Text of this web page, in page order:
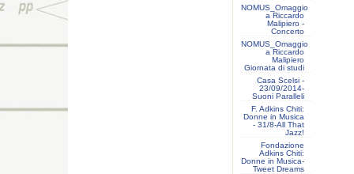
NOMUS_Omaggio
a Riccardo
Malipiero -
Concerto
NOMUS_Omaggio
a Riccardo
Malipiero
Giornata di studi
Casa Scelsi -
23/09/2014-
Suoni Paralleli
F. Adkins Chiti:
Donne in Musica
- 31/8-All That
Jazz!
Fondazione
Adkins Chiti:
Donne in Musica-
Tweet Dreams